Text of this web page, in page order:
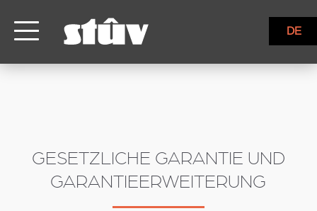
DE
GESETZLICHE GARANTIE UND
GARANTIEERWEITERUNG